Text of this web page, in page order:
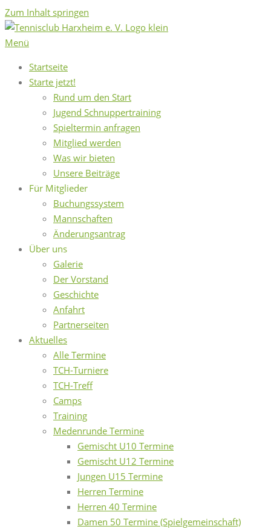
Zum Inhalt springen
Menü
Startseite
Starte jetzt!
Rund um den Start
Jugend Schnuppertraining
Spieltermin anfragen
Mitglied werden
Was wir bieten
Unsere Beiträge
Für Mitglieder
Buchungssystem
Mannschaften
Änderungsantrag
Über uns
Galerie
Der Vorstand
Geschichte
Anfahrt
Partnerseiten
Aktuelles
Alle Termine
TCH-Turniere
TCH-Treff
Camps
Training
Medenrunde Termine
Gemischt U10 Termine
Gemischt U12 Termine
Jungen U15 Termine
Herren Termine
Herren 40 Termine
Damen 50 Termine (Spielgemeinschaft)